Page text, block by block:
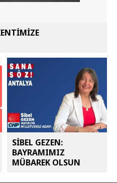
SİBEL GEZEN:
BAYRAMIMIZ
MÜBAREK OLSUN